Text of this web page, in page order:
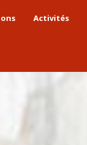
Activités